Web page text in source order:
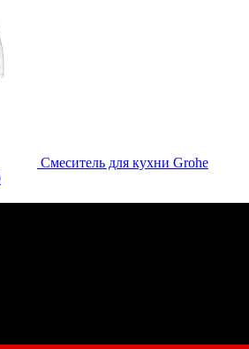
Смеситель для кухни Grohe